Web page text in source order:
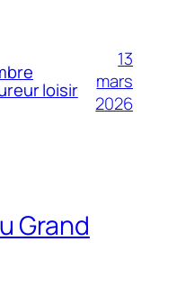
loisir
13
mars
2026
Grand